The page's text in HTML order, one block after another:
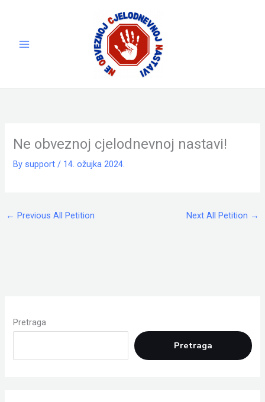
Ne obveznoj cjelodnevnoj nastavi!
By support/ 14. ožujka 2024.
← Previous All Petition Next All Petition →
Pretraga
Pretraga